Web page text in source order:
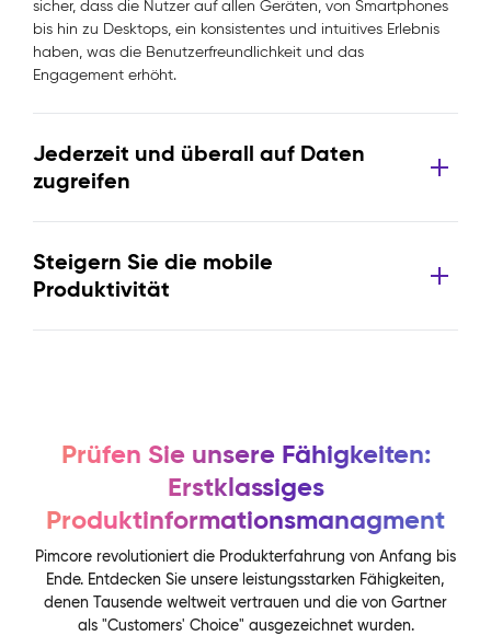
sicher, dass die Nutzer auf allen Geräten, von Smartphones
bis hin zu Desktops, ein konsistentes und intuitives Erlebnis
haben, was die Benutzerfreundlichkeit und das
Engagement erhöht.
Jederzeit und überall auf Daten
zugreifen
Steigern Sie die mobile
Produktivität
Prüfen Sie unsere Fähigkeiten:
Erstklassiges
Produktinformationsmanagment
Pimcore revolutioniert die Produkterfahrung von Anfang bis
Ende. Entdecken Sie unsere leistungsstarken Fähigkeiten,
denen Tausende weltweit vertrauen und die von Gartner
als "Customers' Choice" ausgezeichnet wurden.